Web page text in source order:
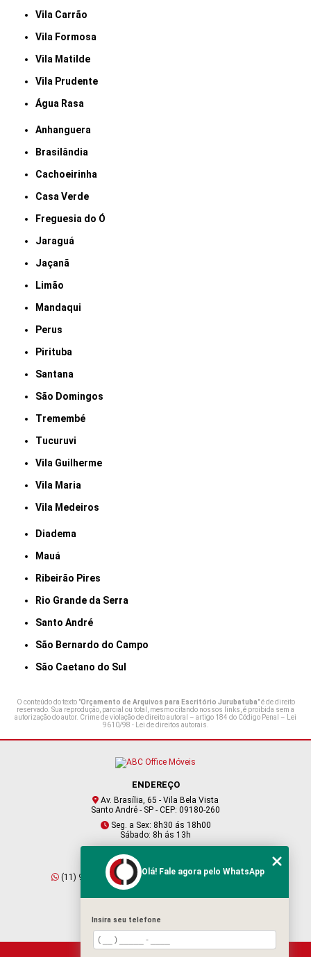
Vila Carrão
Vila Formosa
Vila Matilde
Vila Prudente
Água Rasa
Anhanguera
Brasilândia
Cachoeirinha
Casa Verde
Freguesia do Ó
Jaraguá
Jaçanã
Limão
Mandaqui
Perus
Pirituba
Santana
São Domingos
Tremembé
Tucuruvi
Vila Guilherme
Vila Maria
Vila Medeiros
Diadema
Mauá
Ribeirão Pires
Rio Grande da Serra
Santo André
São Bernardo do Campo
São Caetano do Sul
O conteúdo do texto "Orçamento de Arquivos para Escritório Jurubatuba" é de direito
reservado. Sua reprodução, parcial ou total, mesmo citando nossos links, é proibida sem a
autorização do autor. Crime de violação de direito autoral – artigo 184 do Código Penal – Lei
9610/98 - Lei de direitos autorais.
ENDEREÇO
Av. Brasília, 65 - Vila Bela Vista
Santo André - SP - CEP: 09180-260
Seg. a Sex: 8h30 ás 18h00
Sábado: 8h ás 13h
CONTATO
(11) 95409-2229
(11) 4901-6045
vendas@abcofficemoveis.com.br
Olá! Fale agora pelo WhatsApp
Insira seu telefone